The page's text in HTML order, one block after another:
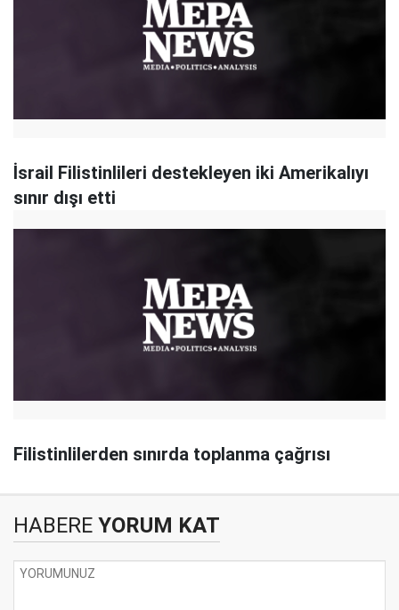
İsrail Filistinlileri destekleyen iki Amerikalıyı
sınır dışı etti
Filistinlilerden sınırda toplanma çağrısı
HABERE YORUM KAT